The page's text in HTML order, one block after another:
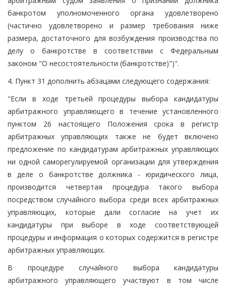
банкротом уполномоченного органа удовлетворено
(частично удовлетворено и размер требования ниже
размера, достаточного для возбуждения производства по
делу о банкротстве в соответствии с Федеральным
законом "О несостоятельности (банкротстве)")".
4. Пункт 31 дополнить абзацами следующего содержания:
"Если в ходе третьей процедуры выбора кандидатуры
арбитражного управляющего в течение установленного
пунктом 26 настоящего Положения срока в регистр
арбитражных управляющих также не будет включено
предложение по кандидатурам арбитражных управляющих
ни одной саморегулируемой организации для утверждения
в деле о банкротстве должника - юридического лица,
производится четвертая процедура такого выбора
посредством случайного выбора среди всех арбитражных
управляющих, которые дали согласие на учет их
кандидатуры при выборе в ходе соответствующей
процедуры и информация о которых содержится в регистре
арбитражных управляющих.
В процедуре случайного выбора кандидатуры
арбитражного управляющего участвуют в том числе